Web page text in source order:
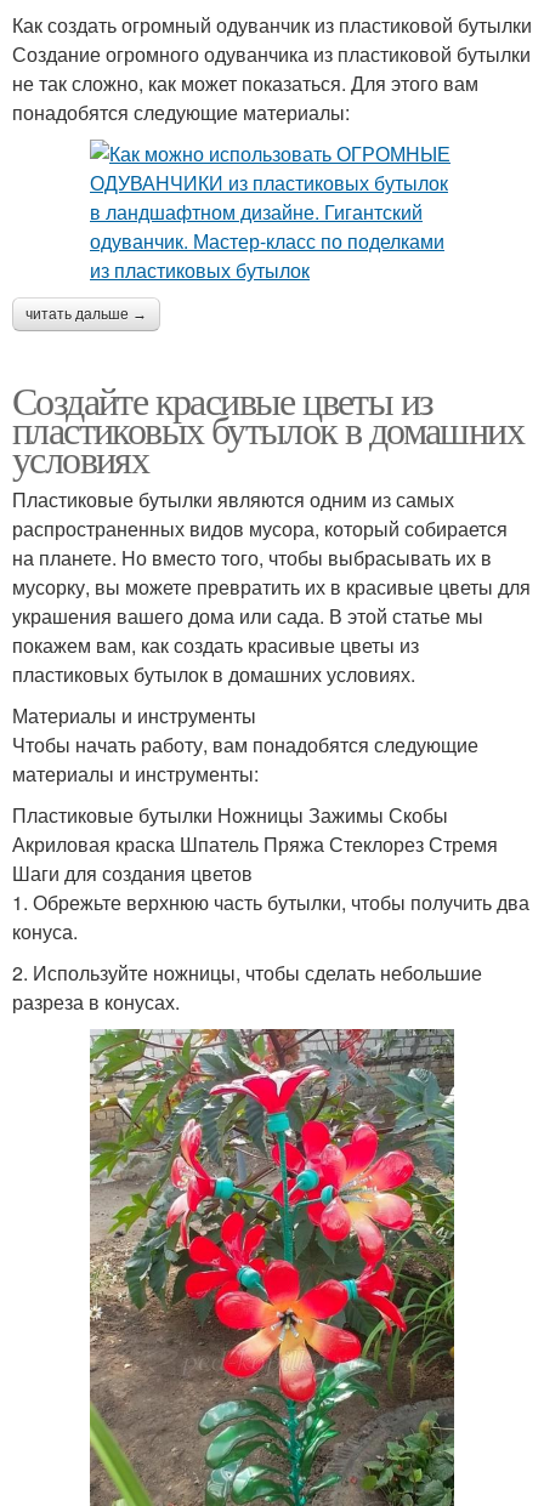
Как создать огромный одуванчик из пластиковой бутылки
Создание огромного одуванчика из пластиковой бутылки
не так сложно, как может показаться. Для этого вам
понадобятся следующие материалы:
читать дальше →
Создайте красивые цветы из
пластиковых бутылок в домашних
условиях
Пластиковые бутылки являются одним из самых
распространенных видов мусора, который собирается
на планете. Но вместо того, чтобы выбрасывать их в
мусорку, вы можете превратить их в красивые цветы для
украшения вашего дома или сада. В этой статье мы
покажем вам, как создать красивые цветы из
пластиковых бутылок в домашних условиях.
Материалы и инструменты
Чтобы начать работу, вам понадобятся следующие
материалы и инструменты:
Пластиковые бутылки Ножницы Зажимы Скобы
Акриловая краска Шпатель Пряжа Стеклорез Стремя
Шаги для создания цветов
1. Обрежьте верхнюю часть бутылки, чтобы получить два
конуса.
2. Используйте ножницы, чтобы сделать небольшие
разреза в конусах.